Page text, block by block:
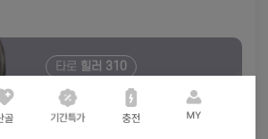
타로 힐러 310
줄 서서 보던 오프라인의 감동 그대로, 타로
맛집